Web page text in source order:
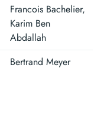
Francois Bachelier,
Karim Ben
Abdallah
Bertrand Meyer